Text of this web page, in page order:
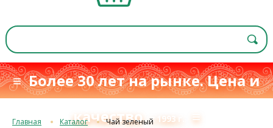
≡ Более 30 лет на рынке. Цена и
качествос 1993 г. ≡
Главная Каталог Чай зеленый